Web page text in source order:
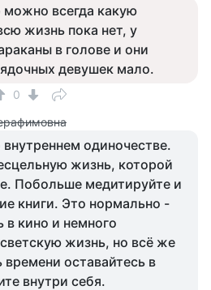
можно всегда какую
жизнь пока нет, у
в голове и они
девушек мало.
0
одиночестве.
жизнь, которой
Побольше медитируйте и
книги. Это нормально -
в кино и немного
жизнь, но всё же
оставайтесь в
внутри себя.